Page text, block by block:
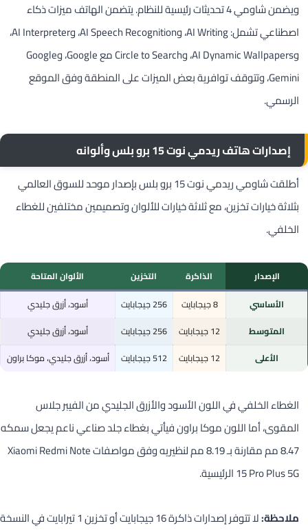
ويضمن شاومي 4 تحديثات رئيسية للنظام. يتضمن الهاتف ميزات ذكاء
اصطناعي تشمل: AI Writing، وAI Speech Recognition، وAI Interpreter،
وAI Dynamic Wallpapers، وCircle to Search مع Google، وGoogle
Gemini، وتتوقف توافرية بعض الميزات على المنطقة وفق الموقع
الرسمي.
إصدارات هاتف ريدمي نوت 15 برو بلس وألوانه
أطلقت شاومي ريدمي نوت 15 برو بلس بإصدار موحد للسوق العالمي
بثلاثة خيارات تخزين، مع ثلاثة خيارات للألوان وتصميمين مختلفين للغطاء
الخلفي.
الإصدار الذاكرة التخزين
الألوان المتاحة
الأساسي
8 جيجابايت 256 جيجابايت
أسود، أزرق جليدي
المتوسط
12 جيجابايت 256 جيجابايت
أسود، أزرق جليدي
الأعلى
12 جيجابايت 512 جيجابايت أسود، أزرق جليدي، موكا براون
الغطاء الخلفي في اللون الأسود والأزرق الجليدي من الفيبر جلاس
المقوى، أما اللون موكا براون فيأتي بغطاء جلد صناعي ناعم يجعل سمكه
8.47 مم مقارنة بـ 8.19 مم لنظيريه وفق مواصفات Xiaomi Redmi Note
15 Pro Plus 5G الرئيسية.
ملاحظة:
لا تتوفر إصدارات ذاكرة 16 جيجابايت أو تخزين 1 تيرابايت في النسخة